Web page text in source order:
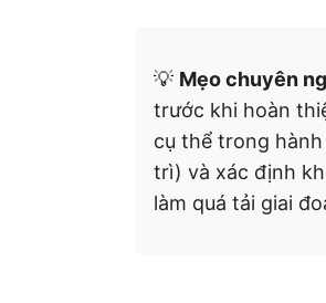
💡 Mẹo chuyên
trước khi hoàn
cụ thể trong
trì) và xác định
làm quá tải giai